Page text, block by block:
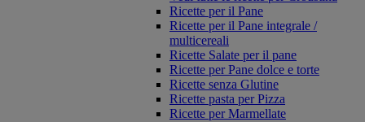
Ricette per il Pane
Ricette per il Pane integrale /
multicereali
Ricette Salate per il pane
Ricette per Pane dolce e torte
Ricette senza Glutine
Ricette pasta per Pizza
Ricette per Marmellate